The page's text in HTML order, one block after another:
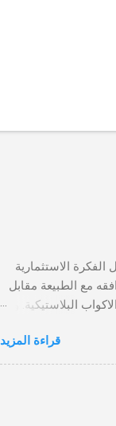
حول الفكرة الاستثمارية
مع الطبيعة مقابل
البلاستيكية. و
الورقية هي
توجد فرص جيدة
السريعة الكوب
على نطاق صغير
قراءة المزيد